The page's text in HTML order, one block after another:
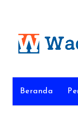
Beranda